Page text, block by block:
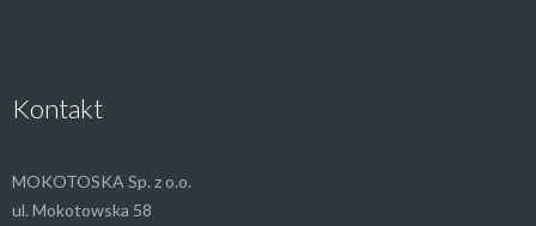
Kontakt
MOKOTOSKA Sp. z o.o.
ul. Mokotowska 58